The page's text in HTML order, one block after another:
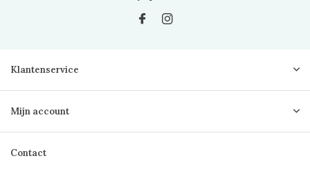
Klantenservice
Mijn account
Contact